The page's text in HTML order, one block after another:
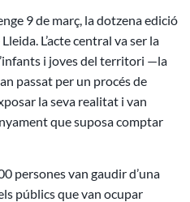
9 de març, la dotzena edició
L’acte central va ser la
i joves del territori —la
passat per un procés de
la seva realitat i van
que suposa comptar
persones van gaudir d’una
públics que van ocupar